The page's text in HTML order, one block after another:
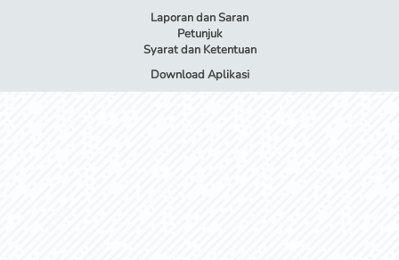
Laporan dan Saran
Petunjuk
Syarat dan Ketentuan
Download Aplikasi